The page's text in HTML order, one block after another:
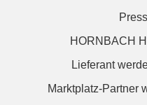
HORNBACH
Lieferant
Marktplatz-Partner